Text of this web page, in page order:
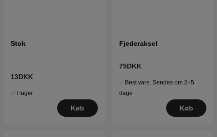
Stok
13DKK
I lager
Køb
Fjederaksel
75DKK
Best.vare. Sendes om 2–5
dage
Køb